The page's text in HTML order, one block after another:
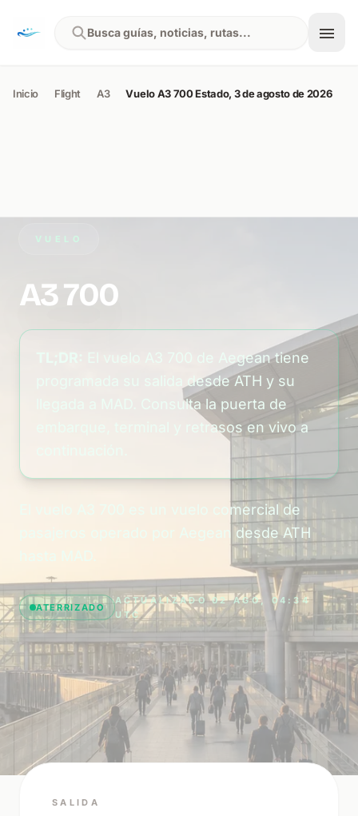
Busca guías, noticias, rutas...
Inicio Flight A3 Vuelo A3 700 Estado, 3 de agosto de 2026
VUELO
A3 700
El vuelo A3 700 de Aegean tiene
programada su salida desde ATH y su
llegada a MAD. Consulta la puerta de
embarque, terminal y retrasos en vivo a
El vuelo A3 700 es un vuelo comercial de
pasajeros operado por Aegean desde ATH
ATERRIZADO
ACTUALIZADO 02 AGO, 04:34
UTC
SALIDA